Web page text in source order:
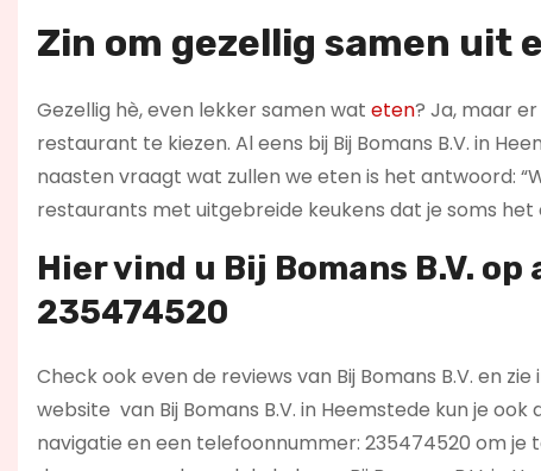
Zin om gezellig samen uit
Gezellig hè, even lekker samen wat eten? Ja, maar
restaurant te kiezen. Al eens bij Bij Bomans B.V. in
naasten vraagt wat zullen we eten is het antwoord:
restaurants met uitgebreide keukens dat je soms
Hier vind u Bij Bomans B.V. op
235474520
Check ook even de reviews van Bij Bomans B.V. en
website van Bij Bomans B.V. in Heemstede kun je
navigatie en een telefoonnummer: 235474520 om